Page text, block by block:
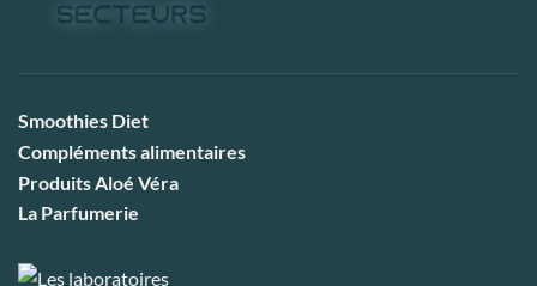
Smoothies Diet
Compléments alimentaires
Produits Aloé Véra
La Parfumerie